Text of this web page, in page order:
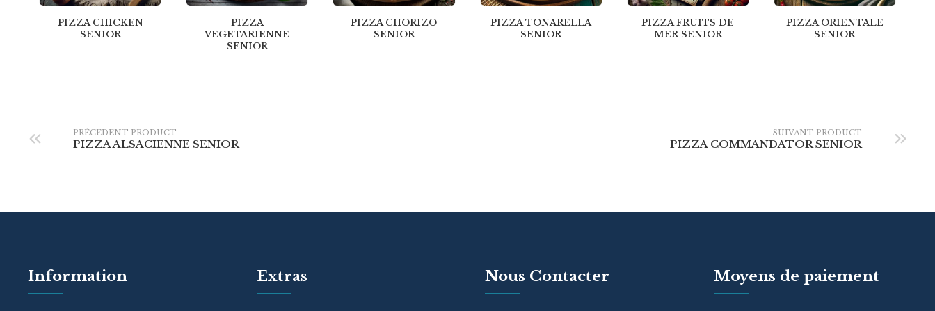
PIZZA CHICKEN
SENIOR
PIZZA
VEGETARIENNE
SENIOR
PIZZA CHORIZO
SENIOR
PIZZA TONARELLA
SENIOR
PIZZA FRUITS DE
MER SENIOR
PIZZA ORIENTALE
SENIOR
PRÉCEDENT PRODUCT
PIZZA ALSACIENNE SENIOR
SUIVANT PRODUCT
PIZZA COMMANDATOR SENIOR
Information Extras Nous Contacter Moyens de paiement